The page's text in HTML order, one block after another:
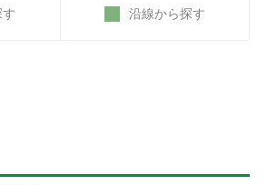
沿線から探す